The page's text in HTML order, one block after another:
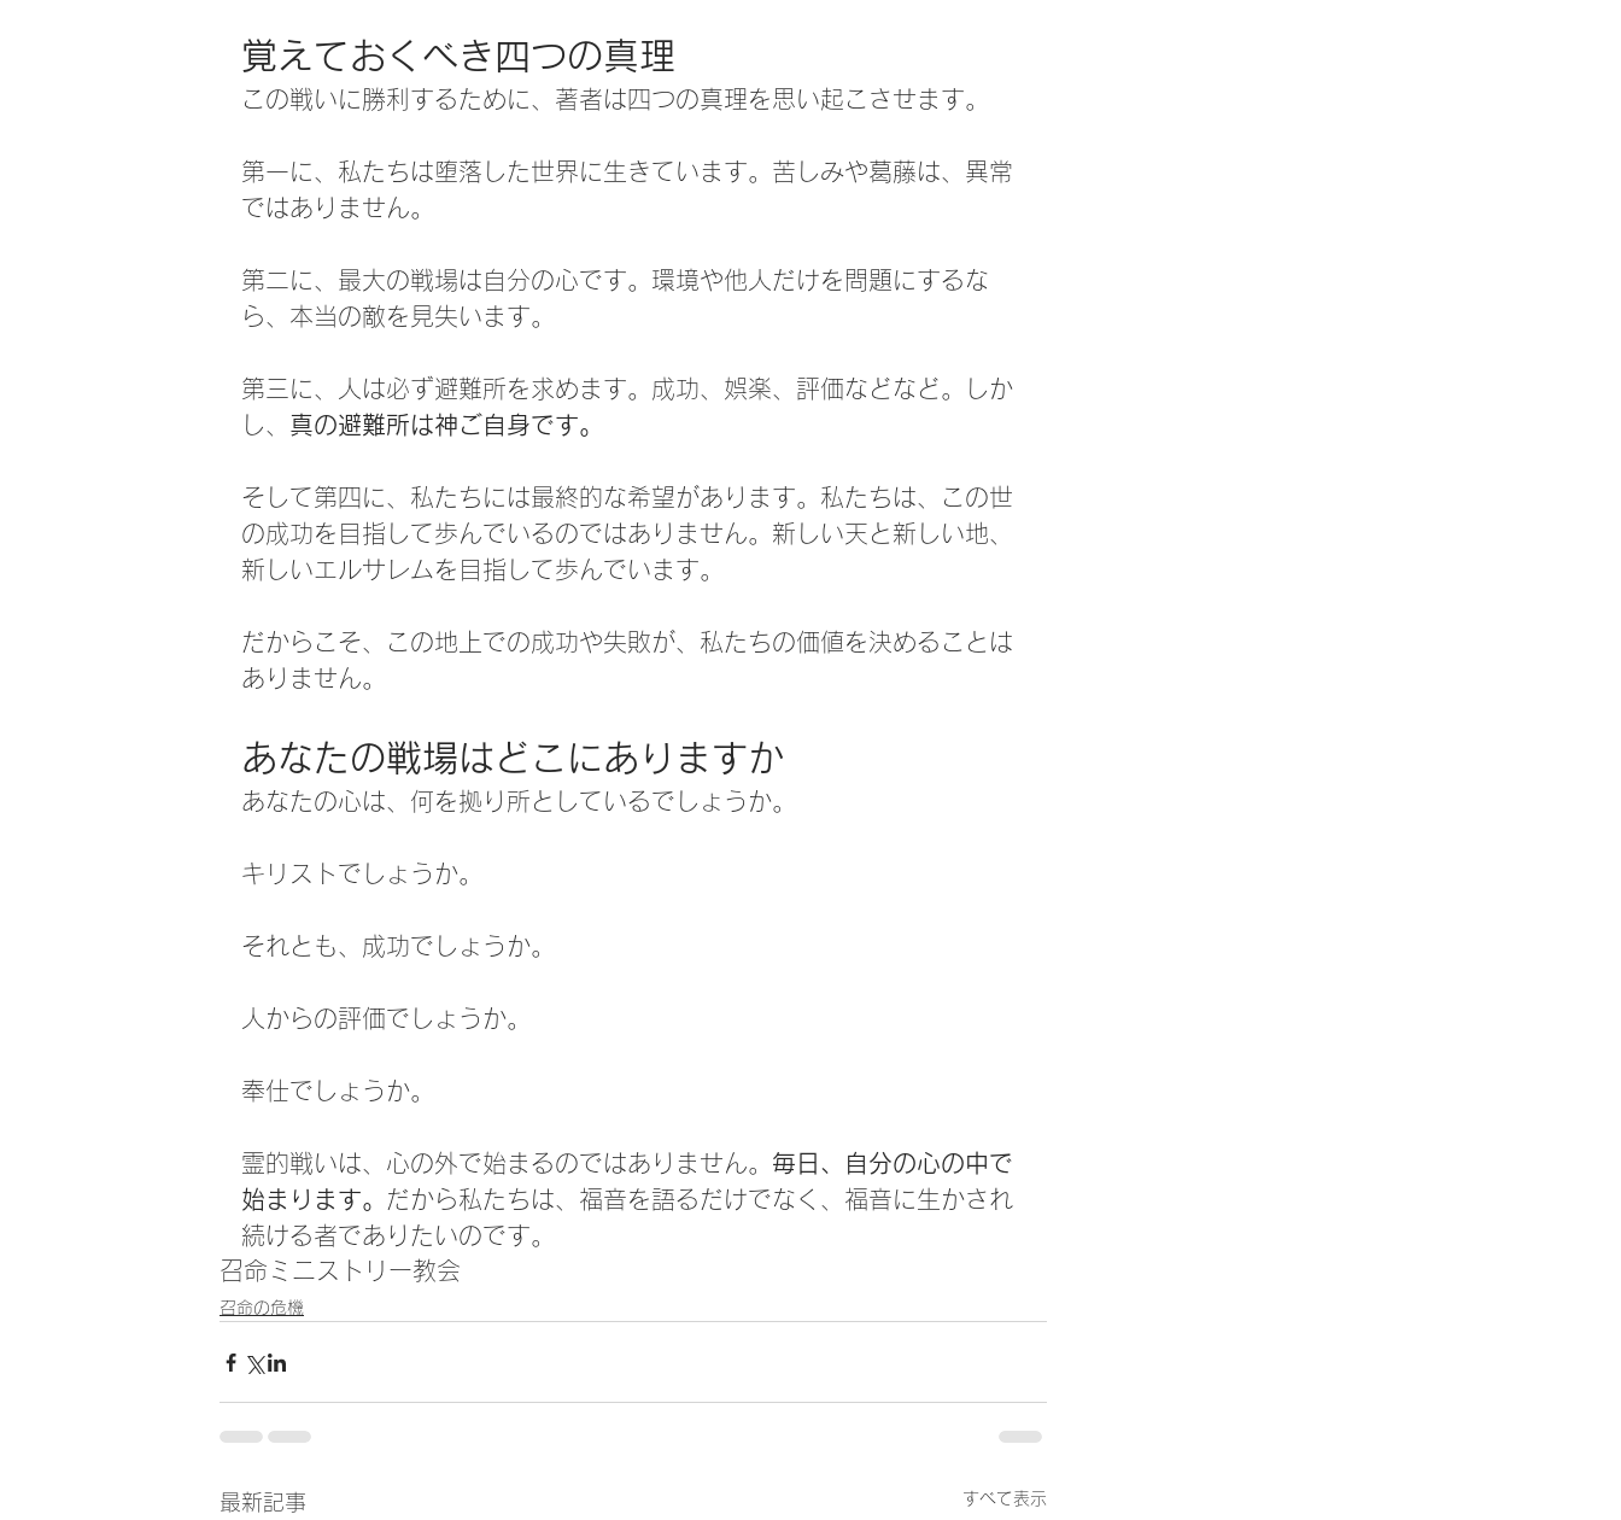
覚えておくべき四つの真理
この戦いに勝利するために、著者は四つの真理を思い起こさせます。
第一に、私たちは堕落した世界に生きています。苦しみや葛藤は、異常
ではありません。
第二に、最大の戦場は自分の心です。環境や他人だけを問題にするな
ら、本当の敵を見失います。
第三に、人は必ず避難所を求めます。成功、娯楽、評価などなど。しか
し、 真の避難所は神ご自身です。
そして第四に、私たちには最終的な希望があります。私たちは、この世
の成功を目指して歩んでいるのではありません。新しい天と新しい地、
新しいエルサレムを目指して歩んでいます。
だからこそ、この地上での成功や失敗が、私たちの価値を決めることは
ありません。
あなたの戦場はどこにありますか
あなたの心は、何を拠り所としているでしょうか。
キリストでしょうか。
それとも、成功でしょうか。
人からの評価でしょうか。
奉仕でしょうか。
霊的戦いは、心の外で始まるのではありません。 毎日、自分の心の中で
始まります。 だから私たちは、福音を語るだけでなく、福音に生かされ
続ける者でありたいのです。
召命 ミニストリー教会
召命の危機
最新記事 すべて表示